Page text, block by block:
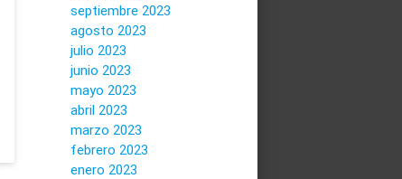
septiembre 2023
agosto 2023
julio 2023
junio 2023
mayo 2023
abril 2023
marzo 2023
febrero 2023
enero 2023